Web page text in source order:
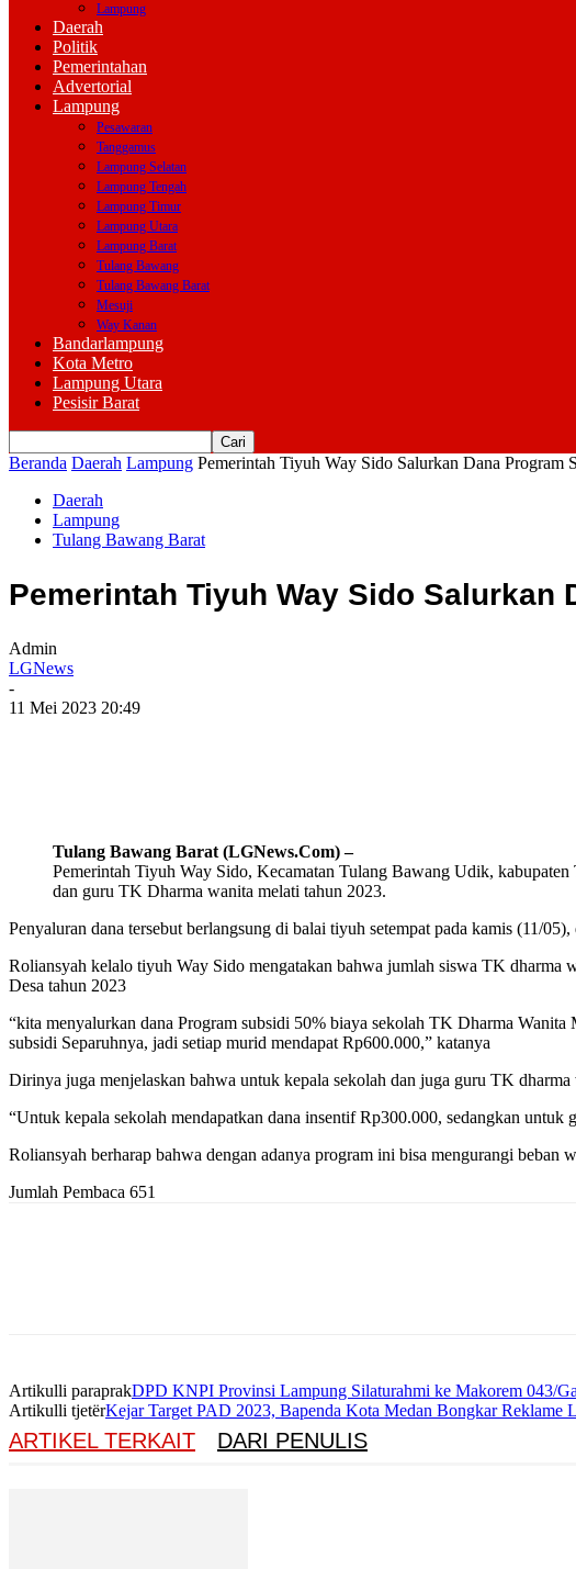
Lampung
Daerah
Politik
Pemerintahan
Advertorial
Lampung
Pesawaran
Tanggamus
Lampung Selatan
Lampung Tengah
Lampung Timur
Lampung Utara
Lampung Barat
Tulang Bawang
Tulang Bawang Barat
Mesuji
Way Kanan
Bandarlampung
Kota Metro
Lampung Utara
Pesisir Barat
Beranda Daerah Lampung Pemerintah Tiyuh Way Sido Salurkan Dana Program
Daerah
Lampung
Tulang Bawang Barat
Pemerintah Tiyuh Way Sido Salurkan
Admin
LGNews
-
11 Mei 2023 20:49
Tulang Bawang Barat (LGNews.Com) –
Pemerintah Tiyuh Way Sido, Kecamatan Tulang Bawang Udik,
dan guru TK Dharma wanita melati tahun 2023.
Penyaluran dana tersebut berlangsung di balai tiyuh setempat pada kamis (11/
Roliansyah kelalo tiyuh Way Sido mengatakan bahwa jumlah siswa TK dharma
Desa tahun 2023
“kita menyalurkan dana Program subsidi 50% biaya sekolah TK Dharma
subsidi Separuhnya, jadi setiap murid mendapat Rp600.000,” katanya
Dirinya juga menjelaskan bahwa untuk kepala sekolah dan juga guru TK
“Untuk kepala sekolah mendapatkan dana insentif Rp300.000, sedangkan untuk
Roliansyah berharap bahwa dengan adanya program ini bisa mengurangi
Jumlah Pembaca 651
Artikulli paraprakDPD KNPI Provinsi Lampung Silaturahmi ke Makorem 043/
Artikulli tjetërKejar Target PAD 2023, Bapenda Kota Medan Bongkar Reklame
ARTIKEL TERKAIT DARI PENULIS